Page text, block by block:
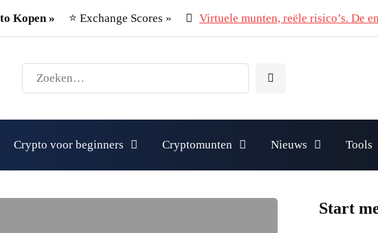
⭐ Exchange Scores »
Kopen » Virtuele munten, reële risico’s. De
Crypto voor beginners Cryptomunten Nieuws Tools
Start